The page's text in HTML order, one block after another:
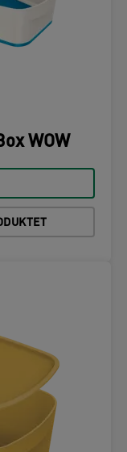
WOW